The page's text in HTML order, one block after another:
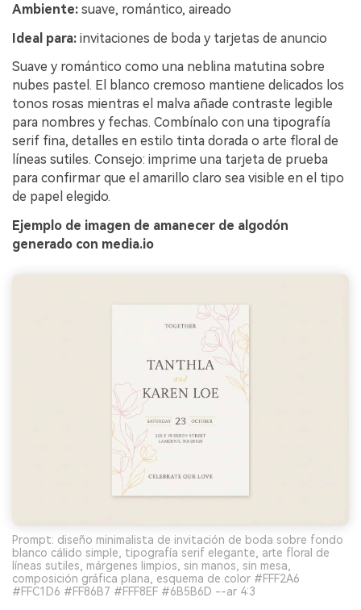
Ambiente: suave, romántico, aireado
Ideal para: invitaciones de boda y tarjetas de anuncio
Suave y romántico como una neblina matutina sobre
nubes pastel. El blanco cremoso mantiene delicados los
tonos rosas mientras el malva añade contraste legible
para nombres y fechas. Combínalo con una tipografía
serif fina, detalles en estilo tinta dorada o arte floral de
líneas sutiles. Consejo: imprime una tarjeta de prueba
para confirmar que el amarillo claro sea visible en el tipo
de papel elegido.
Ejemplo de imagen de amanecer de algodón
generado con media.io
Prompt: diseño minimalista de invitación de boda sobre fondo
blanco cálido simple, tipografía serif elegante, arte floral de
líneas sutiles, márgenes limpios, sin manos, sin mesa,
composición gráfica plana, esquema de color #FFF2A6
#FFC1D6 #FF86B7 #FFF8EF #6B5B6D --ar 4:3